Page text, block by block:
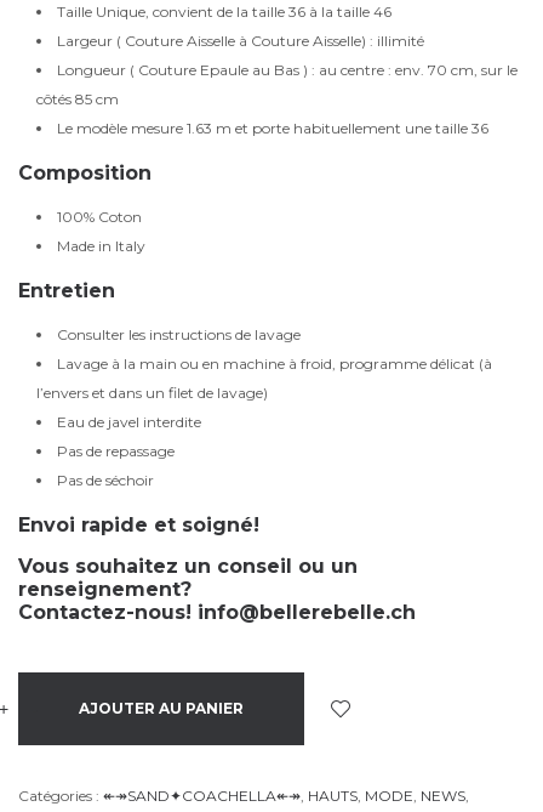
Taille Unique, convient de la taille 36 à la taille 46
Largeur ( Couture Aisselle à Couture Aisselle) : illimité
Longueur ( Couture Epaule au Bas ) : au centre : env. 70 cm, sur le
côtés 85 cm
Le modèle mesure 1.63 m et porte habituellement une taille 36
Composition
100% Coton
Made in Italy
Entretien
Consulter les instructions de lavage
Lavage à la main ou en machine à froid, programme délicat (à
l’envers et dans un filet de lavage)
Eau de javel interdite
Pas de repassage
Pas de séchoir
Envoi rapide et soigné!
Vous souhaitez un conseil ou un
renseignement?
Contactez-nous! info@bellerebelle.ch
+ AJOUTER AU PANIER
Catégories : ↞↠SAND✦COACHELLA↞↠ HAUTS MODE NEWS